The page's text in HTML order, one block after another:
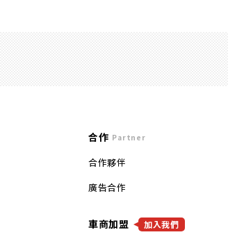
合作 Partner
合作夥伴
廣告合作
車商加盟 加入我們